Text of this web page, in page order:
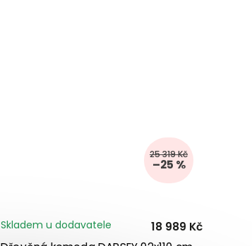
25 319 Kč
–25 %
Skladem u dodavatele 18 989 Kč